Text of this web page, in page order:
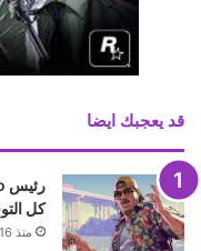
قد يعجبك ايضا
كل
منذ 16 دقيقة